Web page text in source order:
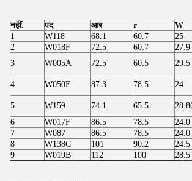
नहीं. पद आर r W
1
W118 68.1 60.7 25
2
W018F 72.5 60.7 27.9
3
W005A 72.5 60.5 29.5
4 W050E 87.3 78.5 24
5 W159 74.1 65.5
6
W017F 86.5 78.5 24.0
7
W087 86.5 78.5 24.0
8
W138C 101 90.2 24.5
9
W019B 112 100 28.5